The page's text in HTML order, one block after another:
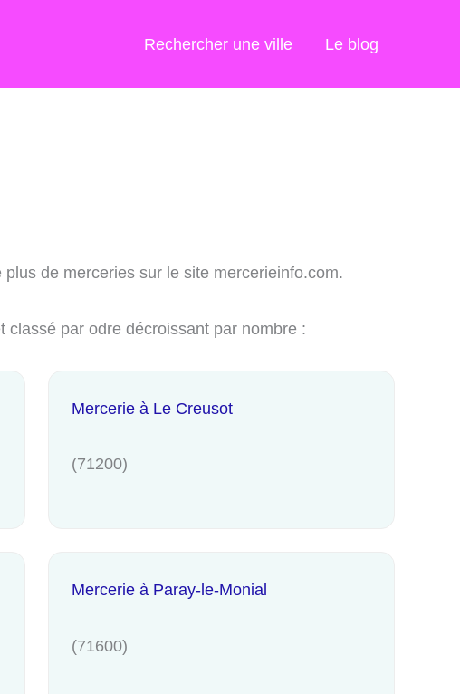
Rechercher une ville Le blog
de merceries sur le site mercerieinfo.com.
par odre décroissant par nombre :
Mercerie à Le Creusot
(71200)
Mercerie à Paray-le-Monial
(71600)